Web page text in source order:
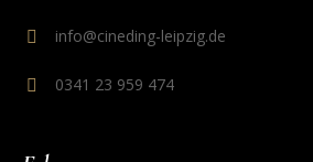
info@cineding-leipzig.de
0341 23 959 474